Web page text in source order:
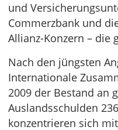
und
Commerzbank und
Allianz-Konzern – die
Nach den jüngsten
Internationale
2009 der Bestand an
Auslandsschulden
konzentrieren sich